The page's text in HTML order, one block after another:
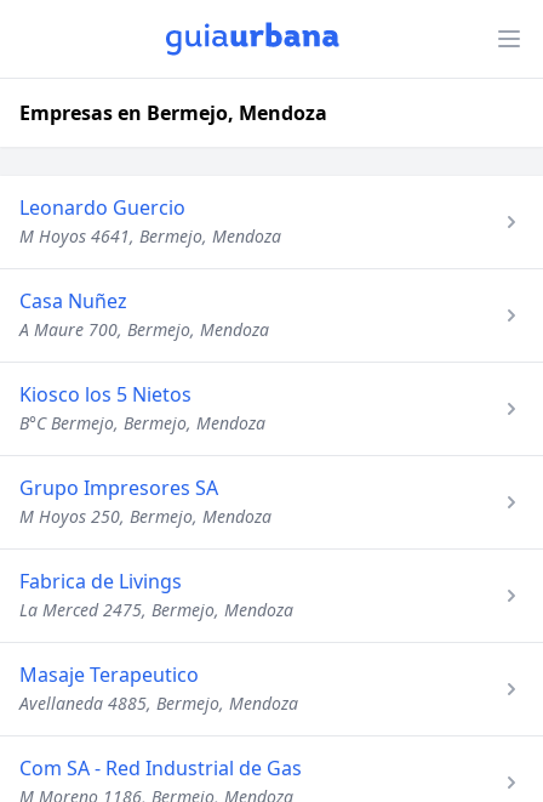
Empresas en Bermejo, Mendoza
Leonardo Guercio
M Hoyos 4641, Bermejo, Mendoza
Casa Nuñez
A Maure 700, Bermejo, Mendoza
Kiosco los 5 Nietos
B°C Bermejo, Bermejo, Mendoza
Grupo Impresores SA
M Hoyos 250, Bermejo, Mendoza
Fabrica de Livings
La Merced 2475, Bermejo, Mendoza
Masaje Terapeutico
Avellaneda 4885, Bermejo, Mendoza
Com SA - Red Industrial de Gas
M Moreno 1186, Bermejo, Mendoza